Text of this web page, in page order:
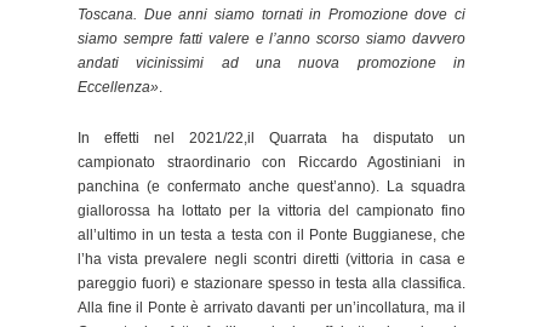
Toscana. Due anni siamo tornati in Promozione dove ci
siamo sempre fatti valere e l’anno scorso siamo davvero
andati vicinissimi ad una nuova promozione in
Eccellenza».
In effetti nel 2021/22,il Quarrata ha disputato un
campionato straordinario con Riccardo Agostiniani in
panchina (e confermato anche quest’anno). La squadra
giallorossa ha lottato per la vittoria del campionato fino
all’ultimo in un testa a testa con il Ponte Buggianese, che
l’ha vista prevalere negli scontri diretti (vittoria in casa e
pareggio fuori) e stazionare spesso in testa alla classifica.
Alla fine il Ponte è arrivato davanti per un’incollatura, ma il